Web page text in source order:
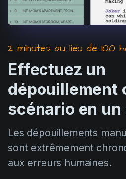
2 minutes au lieu de 100
Effectuez un
dépouillement
scénario en
Les dépouillements
sont extrêmement
aux erreurs humaines.